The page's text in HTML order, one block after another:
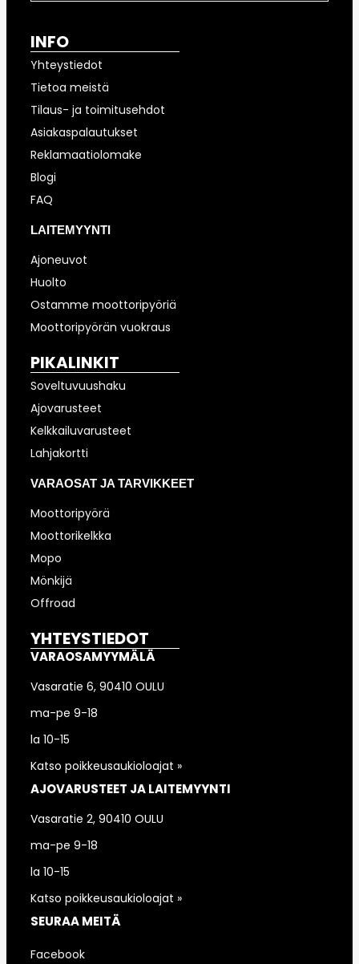
INFO
Yhteystiedot
Tietoa meistä
Tilaus- ja toimitusehdot
Asiakaspalautukset
Reklamaatiolomake
Blogi
FAQ
LAITEMYYNTI
Ajoneuvot
Huolto
Ostamme moottoripyöriä
Moottoripyörän vuokraus
PIKALINKIT
Soveltuvuushaku
Ajovarusteet
Kelkkailuvarusteet
Lahjakortti
VARAOSAT JA TARVIKKEET
Moottoripyörä
Moottorikelkka
Mopo
Mönkijä
Offroad
YHTEYSTIEDOT
VARAOSAMYYMÄLÄ
Vasaratie 6, 90410 OULU
ma-pe 9-18
la 10-15
Katso poikkeusaukioloajat »
AJOVARUSTEET JA LAITEMYYNTI
Vasaratie 2, 90410 OULU
ma-pe 9-18
la 10-15
Katso poikkeusaukioloajat »
SEURAA MEITÄ
Facebook